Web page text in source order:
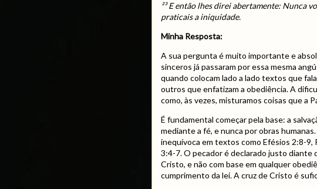
²³ E então lhes direi abertamente: Nunca
praticais a iniquidade.
Minha Resposta:
A sua pergunta é muito importante e
sinceros já passaram por essa mesma
quando colocam lado a lado textos que
outros que enfatizam a obediência. A
como, às vezes, misturamos coisas que a
É fundamental começar pela base: a
mediante a fé, e nunca por obras
inequívoca em textos como Efésios 2:8-9,
3:4-7. O pecador é declarado justo diante
Cristo, e não com base em qualquer
cumprimento da lei. A cruz de Cristo é